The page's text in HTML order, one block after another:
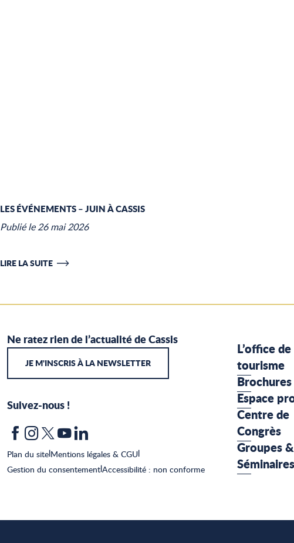
LES ÉVÉNEMENTS – JUIN À CASSIS
Publié le 26 mai 2026
LIRE LA SUITE
Ne ratez rien de l’actualité de Cassis
JE M'INSCRIS À LA NEWSLETTER
Suivez-nous !
Plan du site|Mentions légales & CGU|
Gestion du consentement|Accessibilité : non conforme
L’office de
tourisme
Brochures
Espace
Centre de
Congrès
Groupes &
Séminaires